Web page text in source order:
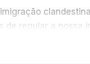
de regular a nossa